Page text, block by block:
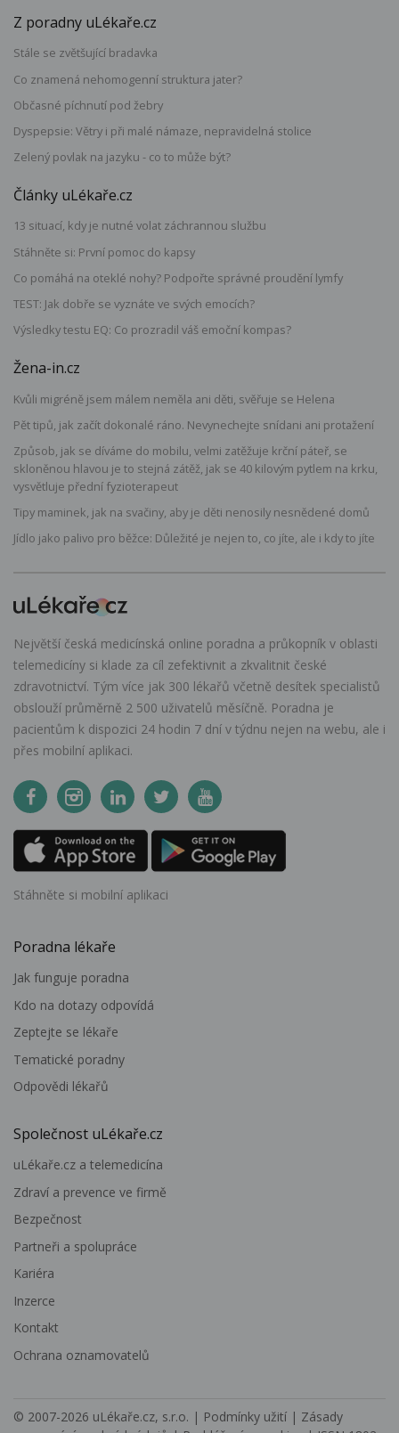
Z poradny uLékaře.cz
Stále se zvětšující bradavka
Co znamená nehomogenní struktura jater?
Občasné píchnutí pod žebry
Dyspepsie: Větry i při malé námaze, nepravidelná stolice
Zelený povlak na jazyku - co to může být?
Články uLékaře.cz
13 situací, kdy je nutné volat záchrannou službu
Stáhněte si: První pomoc do kapsy
Co pomáhá na oteklé nohy? Podpořte správné proudění lymfy
TEST: Jak dobře se vyznáte ve svých emocích?
Výsledky testu EQ: Co prozradil váš emoční kompas?
Žena-in.cz
Kvůli migréně jsem málem neměla ani děti, svěřuje se Helena
Pět tipů, jak začít dokonalé ráno. Nevynechejte snídani ani protažení
Způsob, jak se díváme do mobilu, velmi zatěžuje krční páteř, se
skloněnou hlavou je to stejná zátěž, jak se 40 kilovým pytlem na krku,
vysvětluje přední fyzioterapeut
Tipy maminek, jak na svačiny, aby je děti nenosily nesnědené domů
Jídlo jako palivo pro běžce: Důležité je nejen to, co jíte, ale i kdy to jíte
Největší česká medicínská online poradna a průkopník v oblasti
telemedicíny si klade za cíl zefektivnit a zkvalitnit české
zdravotnictví. Tým více jak 300 lékařů včetně desítek specialistů
obslouží průměrně 2 500 uživatelů měsíčně. Poradna je
pacientům k dispozici 24 hodin 7 dní v týdnu nejen na webu, ale i
přes mobilní aplikaci.
Stáhněte si mobilní aplikaci
Poradna lékaře
Jak funguje poradna
Kdo na dotazy odpovídá
Zeptejte se lékaře
Tematické poradny
Odpovědi lékařů
Společnost uLékaře.cz
uLékaře.cz a telemedicína
Zdraví a prevence ve firmě
Bezpečnost
Partneři a spolupráce
Kariéra
Inzerce
Kontakt
Ochrana oznamovatelů
© 2007-2026 uLékaře.cz, s.r.o. | Podmínky užití | Zásady